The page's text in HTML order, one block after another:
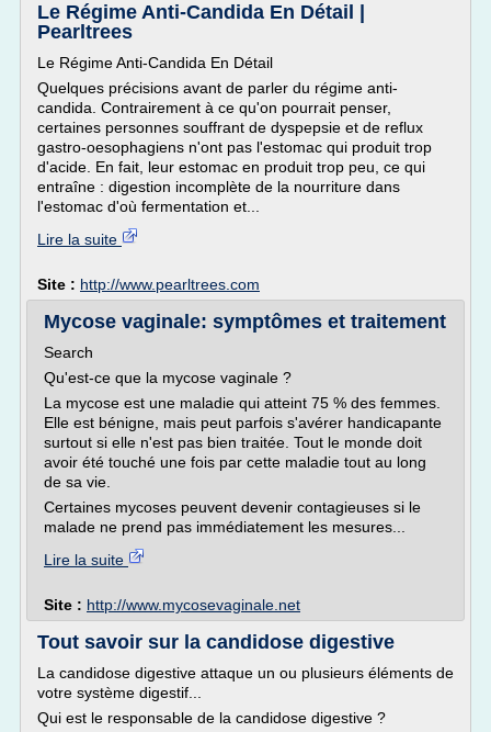
Le Régime Anti-Candida En Détail |
Pearltrees
Le Régime Anti-Candida En Détail
Quelques précisions avant de parler du régime anti-
candida. Contrairement à ce qu'on pourrait penser,
certaines personnes souffrant de dyspepsie et de reflux
gastro-oesophagiens n'ont pas l'estomac qui produit trop
d'acide. En fait, leur estomac en produit trop peu, ce qui
entraîne : digestion incomplète de la nourriture dans
l'estomac d'où fermentation et...
Lire la suite
Site : http://www.pearltrees.com
Mycose vaginale: symptômes et traitement
Search
Qu'est-ce que la mycose vaginale ?
La mycose est une maladie qui atteint 75 % des femmes.
Elle est bénigne, mais peut parfois s'avérer handicapante
surtout si elle n'est pas bien traitée. Tout le monde doit
avoir été touché une fois par cette maladie tout au long
de sa vie.
Certaines mycoses peuvent devenir contagieuses si le
malade ne prend pas immédiatement les mesures...
Lire la suite
Site : http://www.mycosevaginale.net
Tout savoir sur la candidose digestive
La candidose digestive attaque un ou plusieurs éléments de
votre système digestif...
Qui est le responsable de la candidose digestive ?